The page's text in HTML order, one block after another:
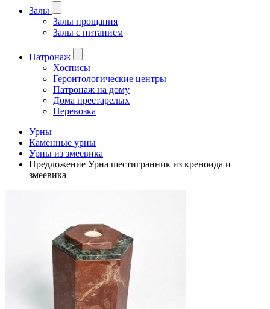
Залы
Залы прощания
Залы с питанием
Патронаж
Хосписы
Геронтологические центры
Патронаж на дому
Дома престарелых
Перевозка
Урны
Каменные урны
Урны из змеевика
Предложение Урна шестигранник из креноида и
змеевика